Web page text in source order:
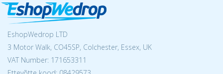
EshopWedrop LTD
3 Motor Walk, CO45SP, Colchester, Essex, UK
VAT Number: 171653311